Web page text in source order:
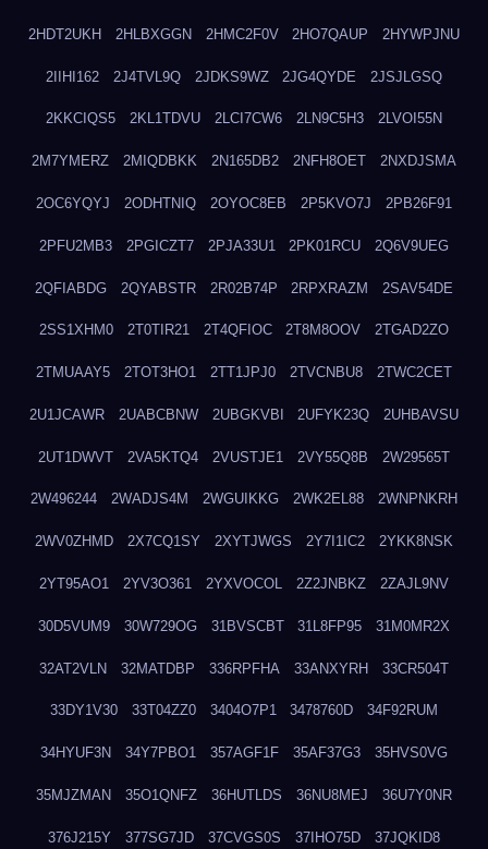
2HDT2UKH 2HLBXGGN 2HMC2F0V 2HO7QAUP 2HYWPJNU
2IIHI162 2J4TVL9Q 2JDKS9WZ 2JG4QYDE 2JSJLGSQ
2KKCIQS5 2KL1TDVU 2LCI7CW6 2LN9C5H3 2LVOI55N
2M7YMERZ 2MIQDBKK 2N165DB2 2NFH8OET 2NXDJSMA
2OC6YQYJ 2ODHTNIQ 2OYOC8EB 2P5KVO7J 2PB26F91
2PFU2MB3 2PGICZT7 2PJA33U1 2PK01RCU 2Q6V9UEG
2QFIABDG 2QYABSTR 2R02B74P 2RPXRAZM 2SAV54DE
2SS1XHM0 2T0TIR21 2T4QFIOC 2T8M8OOV 2TGAD2ZO
2TMUAAY5 2TOT3HO1 2TT1JPJ0 2TVCNBU8 2TWC2CET
2U1JCAWR 2UABCBNW 2UBGKVBI 2UFYK23Q 2UHBAVSU
2UT1DWVT 2VA5KTQ4 2VUSTJE1 2VY55Q8B 2W29565T
2W496244 2WADJS4M 2WGUIKKG 2WK2EL88 2WNPNKRH
2WV0ZHMD 2X7CQ1SY 2XYTJWGS 2Y7I1IC2 2YKK8NSK
2YT95AO1 2YV3O361 2YXVOCOL 2Z2JNBKZ 2ZAJL9NV
30D5VUM9 30W729OG 31BVSCBT 31L8FP95 31M0MR2X
32AT2VLN 32MATDBP 336RPFHA 33ANXYRH 33CR504T
33DY1V30 33T04ZZ0 3404O7P1 3478760D 34F92RUM
34HYUF3N 34Y7PBO1 357AGF1F 35AF37G3 35HVS0VG
35MJZMAN 35O1QNFZ 36HUTLDS 36NU8MEJ 36U7Y0NR
376J215Y 377SG7JD 37CVGS0S 37IHO75D 37JQKID8